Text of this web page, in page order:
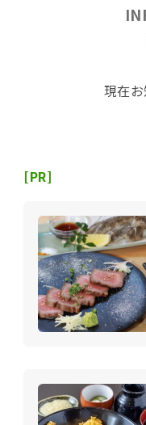
現在
[PR]